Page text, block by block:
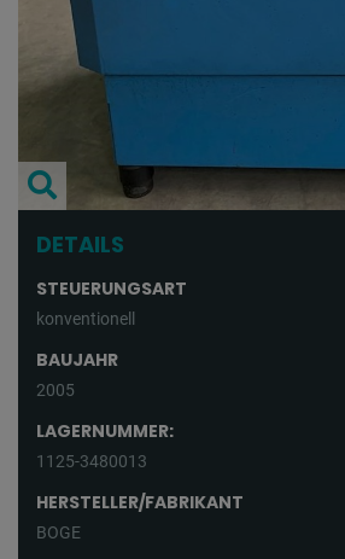
DETAILS
STEUERUNGSART
konventionell
BAUJAHR
2005
LAGERNUMMER:
1125-3480013
HERSTELLER/FABRIKANT
BOGE